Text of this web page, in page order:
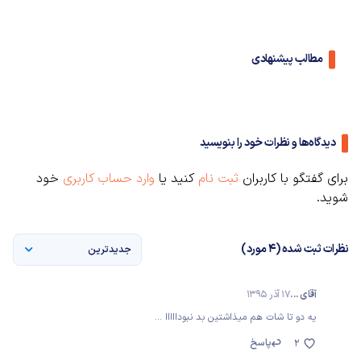
مطالب پیشنهادی
دیدگاه‌ها و نظرات خود را بنویسید
برای گفتگو با کاربران ثبت نام کنید یا وارد حساب کاربری خود
شوید.
نظرات ثبت شده (4 مورد) جدیدترین
آقای ...17 آذر 1395
یه دو تا شات هم میذاشتین بد نبودااااا ...
پاسخ
2